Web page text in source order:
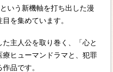
いう新機軸を打ち出した漫
を集めています。
主人公を取り巻く、「心と
ヒューマンドラマと、犯罪
品です。